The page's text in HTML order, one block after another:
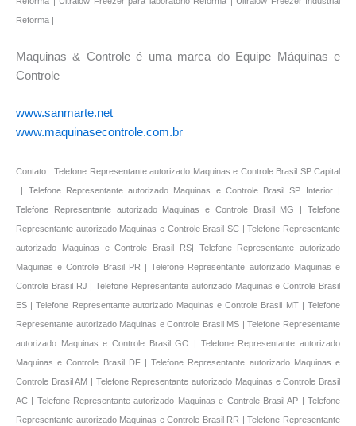
Maquinas & Controle é uma marca do Equipe Máquinas e
Controle
www.sanmarte.net
www.maquinasecontrole.com.br
Contato: Telefone Representante autorizado Maquinas e Controle Brasil SP Capital
| Telefone Representante autorizado Maquinas e Controle Brasil SP Interior |
Telefone Representante autorizado Maquinas e Controle Brasil MG | Telefone
Representante autorizado Maquinas e Controle Brasil SC | Telefone Representante
autorizado Maquinas e Controle Brasil RS| Telefone Representante autorizado
Maquinas e Controle Brasil PR | Telefone Representante autorizado Maquinas e
Controle Brasil RJ | Telefone Representante autorizado Maquinas e Controle Brasil
ES | Telefone Representante autorizado Maquinas e Controle Brasil MT | Telefone
Representante autorizado Maquinas e Controle Brasil MS | Telefone Representante
autorizado Maquinas e Controle Brasil GO | Telefone Representante autorizado
Maquinas e Controle Brasil DF | Telefone Representante autorizado Maquinas e
Controle Brasil AM | Telefone Representante autorizado Maquinas e Controle Brasil
AC | Telefone Representante autorizado Maquinas e Controle Brasil AP | Telefone
Representante autorizado Maquinas e Controle Brasil RR | Telefone Representante